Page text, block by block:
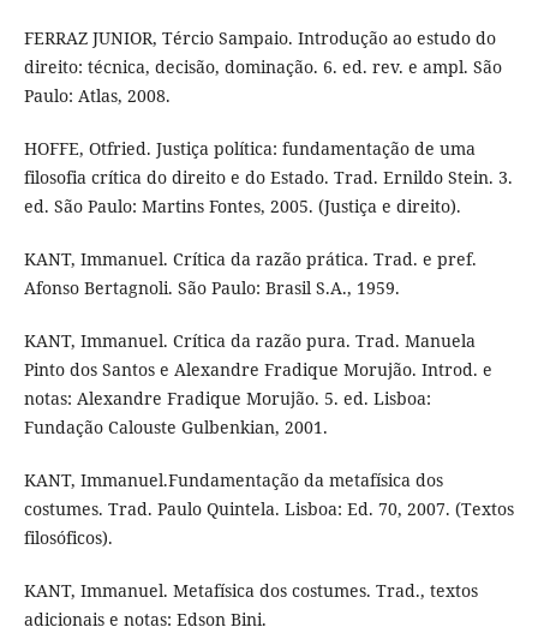
FERRAZ JUNIOR, Tércio Sampaio. Introdução ao estudo do
direito: técnica, decisão, dominação. 6. ed. rev. e ampl. São
Paulo: Atlas, 2008.
HOFFE, Otfried. Justiça política: fundamentação de uma
filosofia crítica do direito e do Estado. Trad. Ernildo Stein. 3.
ed. São Paulo: Martins Fontes, 2005. (Justiça e direito).
KANT, Immanuel. Crítica da razão prática. Trad. e pref.
Afonso Bertagnoli. São Paulo: Brasil S.A., 1959.
KANT, Immanuel. Crítica da razão pura. Trad. Manuela
Pinto dos Santos e Alexandre Fradique Morujão. Introd. e
notas: Alexandre Fradique Morujão. 5. ed. Lisboa:
Fundação Calouste Gulbenkian, 2001.
KANT, Immanuel.Fundamentação da metafísica dos
costumes. Trad. Paulo Quintela. Lisboa: Ed. 70, 2007. (Textos
filosóficos).
KANT, Immanuel. Metafísica dos costumes. Trad., textos
adicionais e notas: Edson Bini.